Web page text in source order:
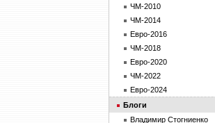
ЧМ-2010
ЧМ-2014
Евро-2016
ЧМ-2018
Евро-2020
ЧМ-2022
Евро-2024
Блоги
Владимир Стогниенко